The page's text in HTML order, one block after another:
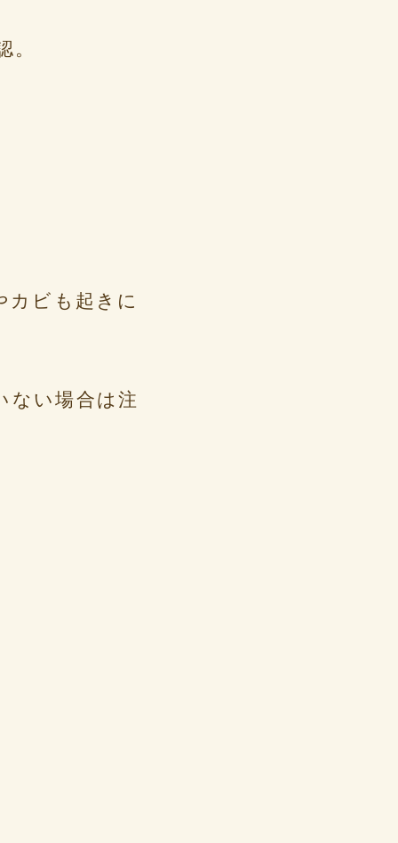
。
カビも起きに
ない場合は注